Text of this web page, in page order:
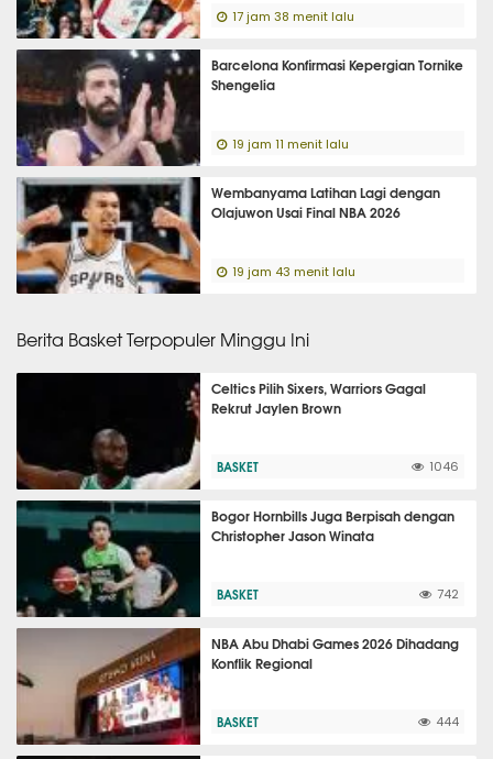
17 jam 38 menit lalu
Barcelona Konfirmasi Kepergian Tornike
Shengelia
19 jam 11 menit lalu
Wembanyama Latihan Lagi dengan
Olajuwon Usai Final NBA 2026
19 jam 43 menit lalu
Berita Basket Terpopuler Minggu Ini
Celtics Pilih Sixers, Warriors Gagal
Rekrut Jaylen Brown
BASKET 1046
Bogor Hornbills Juga Berpisah dengan
Christopher Jason Winata
BASKET 742
NBA Abu Dhabi Games 2026 Dihadang
Konflik Regional
BASKET 444